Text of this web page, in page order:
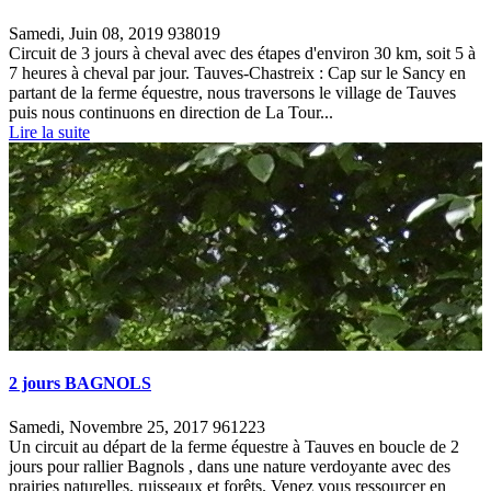
Samedi, Juin 08, 2019 938019
Circuit de 3 jours à cheval avec des étapes d'environ 30 km, soit 5 à
7 heures à cheval par jour. Tauves-Chastreix : Cap sur le Sancy en
partant de la ferme équestre, nous traversons le village de Tauves
puis nous continuons en direction de La Tour...
Lire la suite
2 jours BAGNOLS
Samedi, Novembre 25, 2017 961223
Un circuit au départ de la ferme équestre à Tauves en boucle de 2
jours pour rallier Bagnols , dans une nature verdoyante avec des
prairies naturelles, ruisseaux et forêts. Venez vous ressourcer en